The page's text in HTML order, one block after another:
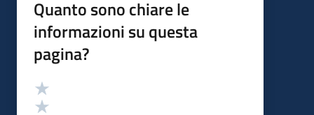
Quanto sono chiare le
informazioni su questa
pagina?
Valutazione